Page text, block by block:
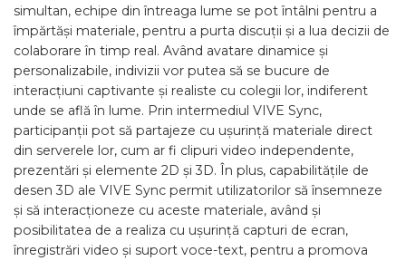
simultan, echipe din întreaga lume se pot întâlni pentru a
împărtăși materiale, pentru a purta discuții și a lua decizii de
colaborare în timp real. Având avatare dinamice și
personalizabile, indivizii vor putea să se bucure de
interacțiuni captivante și realiste cu colegii lor, indiferent
unde se află în lume. Prin intermediul VIVE Sync,
participanții pot să partajeze cu ușurință materiale direct
din serverele lor, cum ar fi clipuri video independente,
prezentări și elemente 2D și 3D. În plus, capabilitățile de
desen 3D ale VIVE Sync permit utilizatorilor să însemneze
și să interacționeze cu aceste materiale, având și
posibilitatea de a realiza cu ușurință capturi de ecran,
înregistrări video și suport voce-text, pentru a promova